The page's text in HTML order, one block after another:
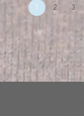
1 2 3